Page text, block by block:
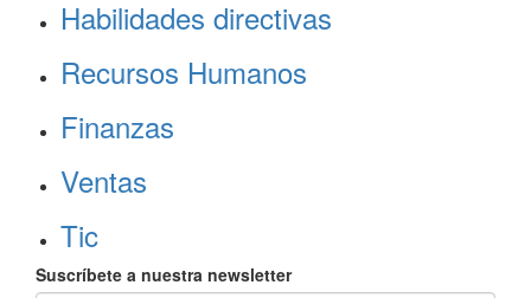
Habilidades directivas
Recursos Humanos
Finanzas
Ventas
Tic
Suscríbete a nuestra newsletter